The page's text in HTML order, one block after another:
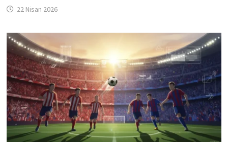
22 Nisan 2026